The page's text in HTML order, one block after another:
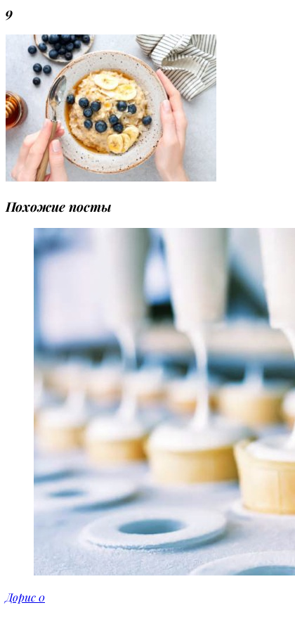
9
Похожие посты
Дорис0